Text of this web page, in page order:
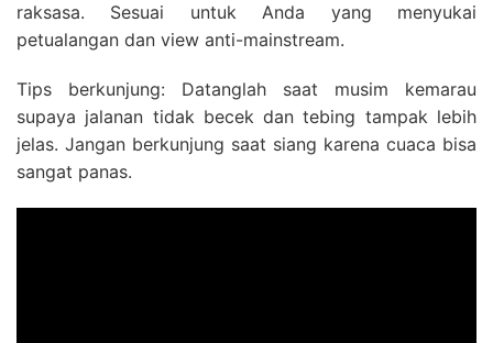
raksasa. Sesuai untuk Anda yang menyukai
petualangan dan view anti-mainstream.
Tips berkunjung: Datanglah saat musim kemarau
supaya jalanan tidak becek dan tebing tampak lebih
jelas. Jangan berkunjung saat siang karena cuaca bisa
sangat panas.